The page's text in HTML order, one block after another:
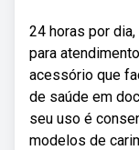
24 horas por
para
acessório que
de saúde em
seu uso é
modelos de